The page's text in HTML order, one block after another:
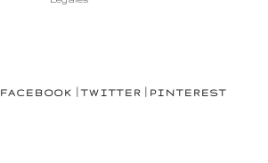
FACEBOOK |TWITTER PINTEREST